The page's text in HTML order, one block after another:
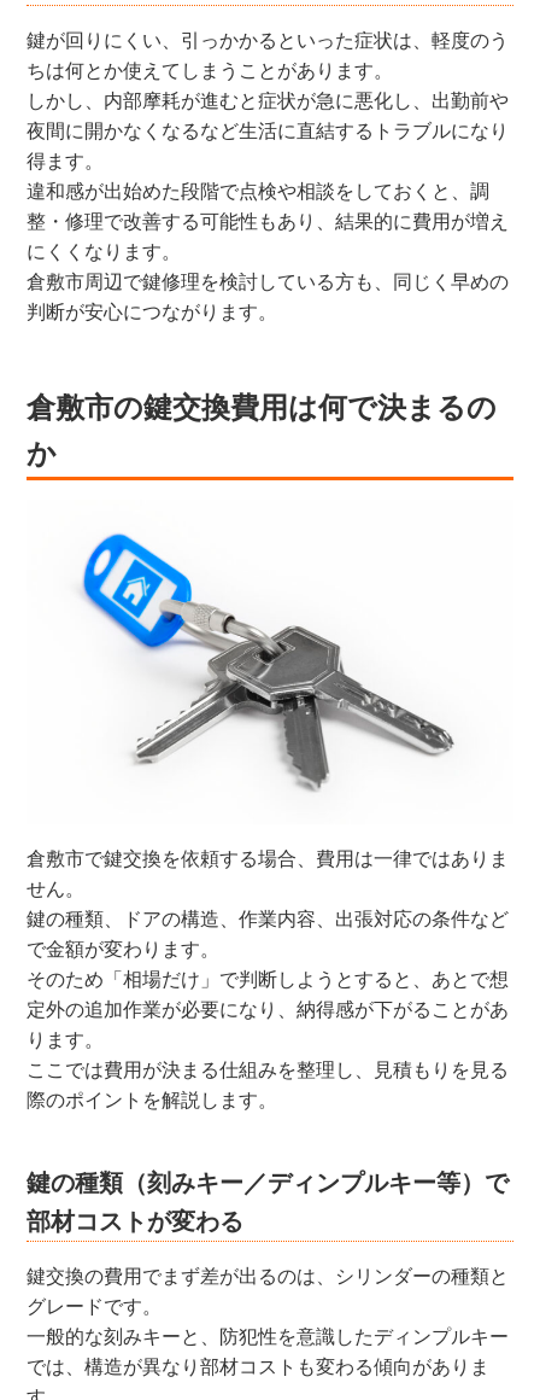
鍵が回りにくい、引っかかるといった症状は、軽度のう
ちは何とか使えてしまうことがあります。
しかし、内部摩耗が進むと症状が急に悪化し、出勤前や
夜間に開かなくなるなど生活に直結するトラブルになり
得ます。
違和感が出始めた段階で点検や相談をしておくと、調
整・修理で改善する可能性もあり、結果的に費用が増え
にくくなります。
倉敷市周辺で鍵修理を検討している方も、同じく早めの
判断が安心につながります。
倉敷市の鍵交換費用は何で決まるの
か
倉敷市で鍵交換を依頼する場合、費用は一律ではありま
せん。
鍵の種類、ドアの構造、作業内容、出張対応の条件など
で金額が変わります。
そのため「相場だけ」で判断しようとすると、あとで想
定外の追加作業が必要になり、納得感が下がることがあ
ります。
ここでは費用が決まる仕組みを整理し、見積もりを見る
際のポイントを解説します。
鍵の種類（刻みキー／ディンプルキー等）で
部材コストが変わる
鍵交換の費用でまず差が出るのは、シリンダーの種類と
グレードです。
一般的な刻みキーと、防犯性を意識したディンプルキー
では、構造が異なり部材コストも変わる傾向がありま